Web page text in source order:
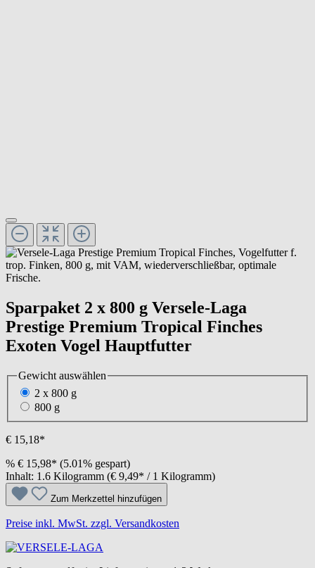
Sparpaket 2 x 800 g Versele-Laga
Prestige Premium Tropical Finches
Exoten Vogel Hauptfutter
Gewicht auswählen
2 x 800 g
800 g
€ 15,18*
% € 15,98* (5.01% gespart)
Inhalt: 1.6 Kilogramm (€ 9,49* / 1 Kilogramm)
Zum Merkzettel hinzufügen
Preise inkl. MwSt. zzgl. Versandkosten